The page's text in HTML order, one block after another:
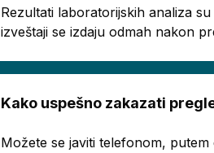
Rezultati laboratorijskih analiza
izveštaji se izdaju odmah nakon
Kako uspešno zakazati
Možete se javiti telefonom,